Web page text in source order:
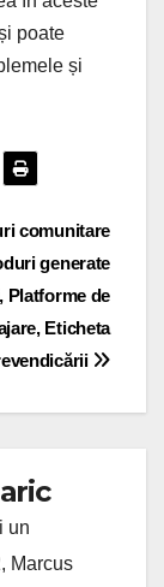
poate
și
comunitare
generate
Platforme de
Eticheta
un
Marcus